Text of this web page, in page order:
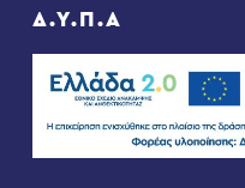
Δ.Υ.Π.Α